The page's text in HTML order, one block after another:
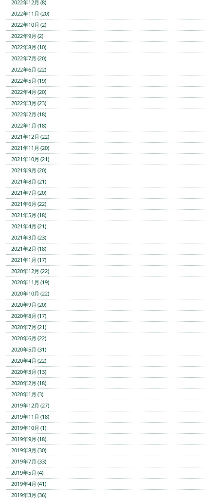
2022年12月 (8)
2022年11月 (20)
2022年10月 (2)
2022年9月 (2)
2022年8月 (10)
2022年7月 (20)
2022年6月 (22)
2022年5月 (19)
2022年4月 (20)
2022年3月 (23)
2022年2月 (18)
2022年1月 (18)
2021年12月 (22)
2021年11月 (20)
2021年10月 (21)
2021年9月 (20)
2021年8月 (21)
2021年7月 (20)
2021年6月 (22)
2021年5月 (18)
2021年4月 (21)
2021年3月 (23)
2021年2月 (18)
2021年1月 (17)
2020年12月 (22)
2020年11月 (19)
2020年10月 (22)
2020年9月 (20)
2020年8月 (17)
2020年7月 (21)
2020年6月 (22)
2020年5月 (31)
2020年4月 (22)
2020年3月 (13)
2020年2月 (18)
2020年1月 (3)
2019年12月 (27)
2019年11月 (18)
2019年10月 (1)
2019年9月 (18)
2019年8月 (30)
2019年7月 (33)
2019年5月 (4)
2019年4月 (41)
2019年3月 (36)